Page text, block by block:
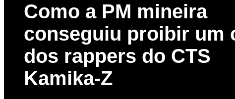
​Como a PM mineira
conseguiu proibir um
dos rappers do CTS
Kamika-Z